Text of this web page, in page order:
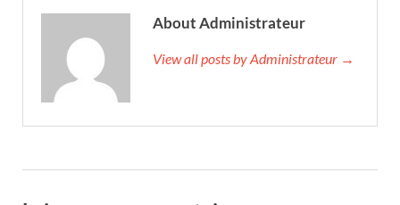
About Administrateur
View all posts by Administrateur →